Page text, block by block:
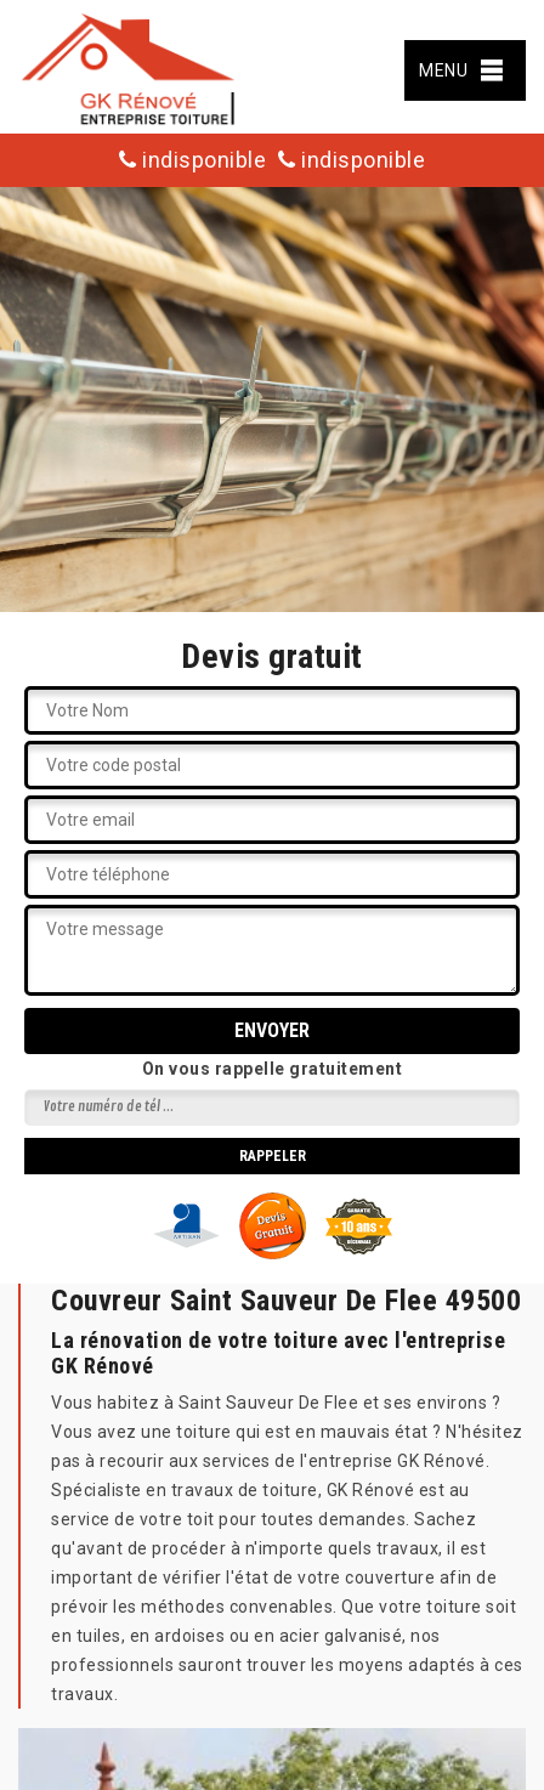
MENU
indisponible indisponible
Devis gratuit
On vous rappelle gratuitement
Couvreur Saint Sauveur De Flee 49500
La rénovation de votre toiture avec l'entreprise
GK Rénové
Vous habitez à Saint Sauveur De Flee et ses environs ?
Vous avez une toiture qui est en mauvais état ? N'hésitez
pas à recourir aux services de l'entreprise GK Rénové.
Spécialiste en travaux de toiture, GK Rénové est au
service de votre toit pour toutes demandes. Sachez
qu'avant de procéder à n'importe quels travaux, il est
important de vérifier l'état de votre couverture afin de
prévoir les méthodes convenables. Que votre toiture soit
en tuiles, en ardoises ou en acier galvanisé, nos
professionnels sauront trouver les moyens adaptés à ces
travaux.